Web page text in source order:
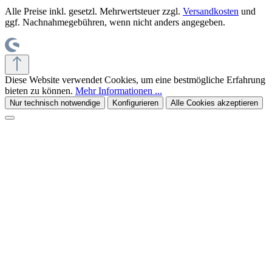
Alle Preise inkl. gesetzl. Mehrwertsteuer zzgl. Versandkosten und
ggf. Nachnahmegebühren, wenn nicht anders angegeben.
Diese Website verwendet Cookies, um eine bestmögliche Erfahrung
bieten zu können. Mehr Informationen ...
Nur technisch notwendige Konfigurieren Alle Cookies akzeptieren